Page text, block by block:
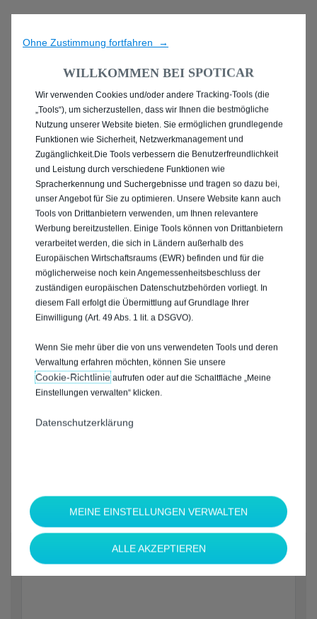
ENTDECKEN SIE ALLE
MIT PLUG-IN-HYBRID
ANTRIEB IN BAD
OEYNHAUSEN
Welche Marke möchten Sie?*
Ohne Zustimmung fortfahren →
WILLKOMMEN BEI SPOTICAR
Wir verwenden Cookies und/oder andere Tracking-Tools (die
„Tools“), um sicherzustellen, dass wir Ihnen die bestmögliche
Nutzung unserer Website bieten. Sie ermöglichen grundlegende
Funktionen wie Sicherheit, Netzwerkmanagement und
Zugänglichkeit.Die Tools verbessern die Benutzerfreundlichkeit
und Leistung durch verschiedene Funktionen wie
Spracherkennung und Suchergebnisse und tragen so dazu bei,
unser Angebot für Sie zu optimieren. Unsere Website kann auch
Tools von Drittanbietern verwenden, um Ihnen relevantere
Werbung bereitzustellen. Einige Tools können von Drittanbietern
verarbeitet werden, die sich in Ländern außerhalb des
Europäischen Wirtschaftsraums (EWR) befinden und für die
möglicherweise noch kein Angemessenheitsbeschluss der
zuständigen europäischen Datenschutzbehörden vorliegt. In
diesem Fall erfolgt die Übermittlung auf Grundlage Ihrer
Einwilligung (Art. 49 Abs. 1 lit. a DSGVO).
Wenn Sie mehr über die von uns verwendeten Tools und deren
Verwaltung erfahren möchten, können Sie unsere
Cookie‑Richtlinieaufrufen oder auf die Schaltfläche „Meine
Einstellungen verwalten“ klicken.
Datenschutzerklärung
MEINE EINSTELLUNGEN VERWALTEN
ALLE AKZEPTIEREN